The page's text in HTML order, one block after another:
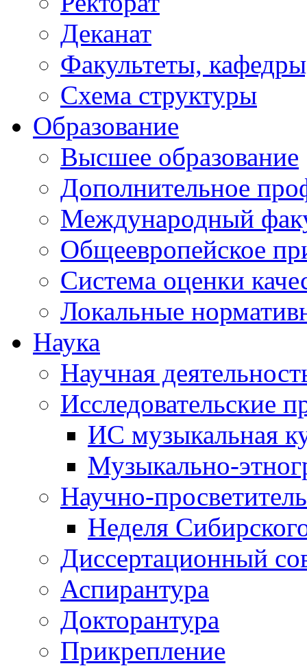
Деканат
Факультеты,
Схема структуры
Образование
Высшее образование
Дополнительное
Международный
Общеевропейское
Система оценки
Локальные
Наука
Научная
Исследовательские
ИС музыкальная
Музыкально-
Научно-
Неделя
Диссертационный
Аспирантура
Докторантура
Прикрепление